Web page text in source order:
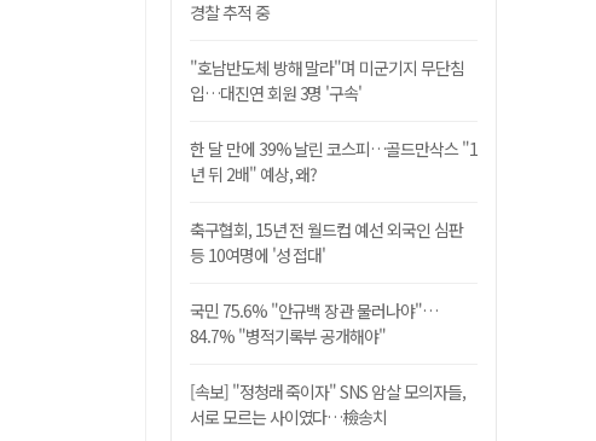
경찰 추적 중
"호남반도체 방해 말라"며 미군기지 무단침
입…대진연 회원 3명 '구속'
한 달 만에 39% 날린 코스피…골드만삭스 "1
년 뒤 2배" 예상, 왜?
축구협회, 15년 전 월드컵 예선 외국인 심판
등 10여명에 '성 접대'
국민 75.6% "안규백 장관 물러나야"…
84.7% "병적기록부 공개해야"
[속보] "정청래 죽이자" SNS 암살 모의자들,
서로 모르는 사이였다…檢송치